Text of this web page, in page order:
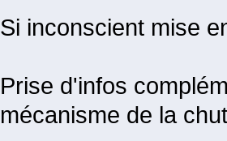
Si inconscient mise
Prise d'infos
mécanisme de la